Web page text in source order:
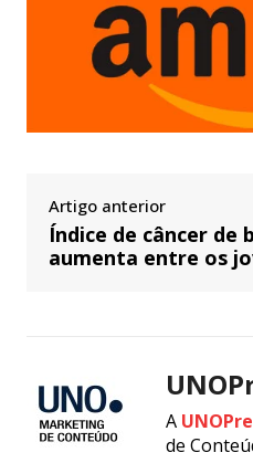
Artigo anterior
Índice de câncer de
aumenta entre os
A
de